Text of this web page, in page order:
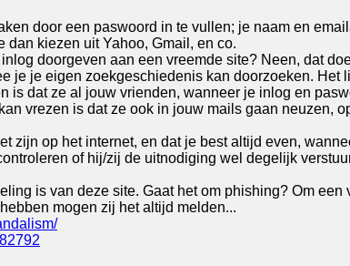
door een paswoord in te vullen; je naam en
kiezen uit Yahoo, Gmail, en co.
doorgeven aan een vreemde site? Neen, dat
je je eigen zoekgeschiedenis kan doorzoeken.
is dat ze al jouw vrienden, wanneer je inlog en
vrezen is dat ze ook in jouw mails gaan neuzen,
zijn op het internet, en dat je best altijd even,
of hij/zij de uitnodiging wel degelijk
is van deze site. Gaat het om phishing? Om
mogen zij het altijd melden...